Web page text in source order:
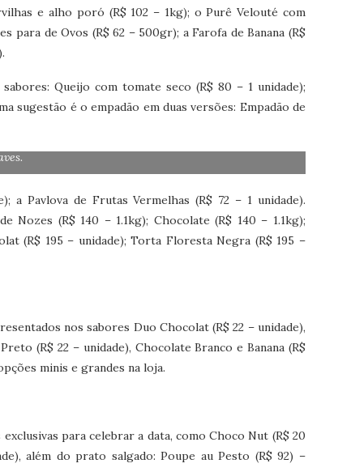
e alho poró (R$ 102 – 1kg); o Purê Velouté com
para de Ovos (R$ 62 – 500gr); a Farofa de Banana (R$
Queijo com tomate seco (R$ 80 – 1 unidade);
sugestão é o empadão em duas versões: Empadão de
a Pavlova de Frutas Vermelhas (R$ 72 – 1 unidade).
Nozes (R$ 140 – 1.1kg); Chocolate (R$ 140 – 1.1kg);
(R$ 195 – unidade); Torta Floresta Negra (R$ 195 –
nos sabores Duo Chocolat (R$ 22 – unidade),
(R$ 22 – unidade), Chocolate Branco e Banana (R$
minis e grandes na loja.
para celebrar a data, como Choco Nut (R$ 20
além do prato salgado: Poupe au Pesto (R$ 92) –